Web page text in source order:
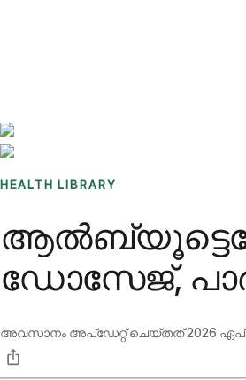
HEALTH LIBRARY
ഡോസേജ്,
അവസാനം അപ്ഡേറ്റ് ചെയ്തത്2026